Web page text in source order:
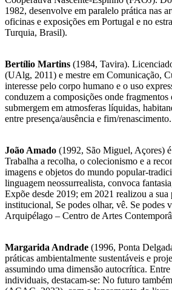
1982, desenvolve em paralelo prática nas
oficinas e exposições em Portugal e no
Turquia, Brasil).
Bertílio Martins (1984, Tavira).
(UAlg, 2011) e mestre em Comunicação,
interesse pelo corpo humano e o uso
conduzem a composições onde
submergem em atmosferas líquidas,
entre presença/ausência e fim/renascimento.
João Amado (1992, São Miguel, Açores)
Trabalha a recolha, o colecionismo e a
imagens e objetos do mundo popular-
linguagem neossurrealista, convoca
Expõe desde 2019; em 2021 realizou a
institucional, Se podes olhar, vê. Se podes
Arquipélago – Centro de Artes
Margarida Andrade (1996, Ponta
práticas ambientalmente sustentáveis e
assumindo uma dimensão autocrítica. Entre
individuais, destacam-se: No futuro